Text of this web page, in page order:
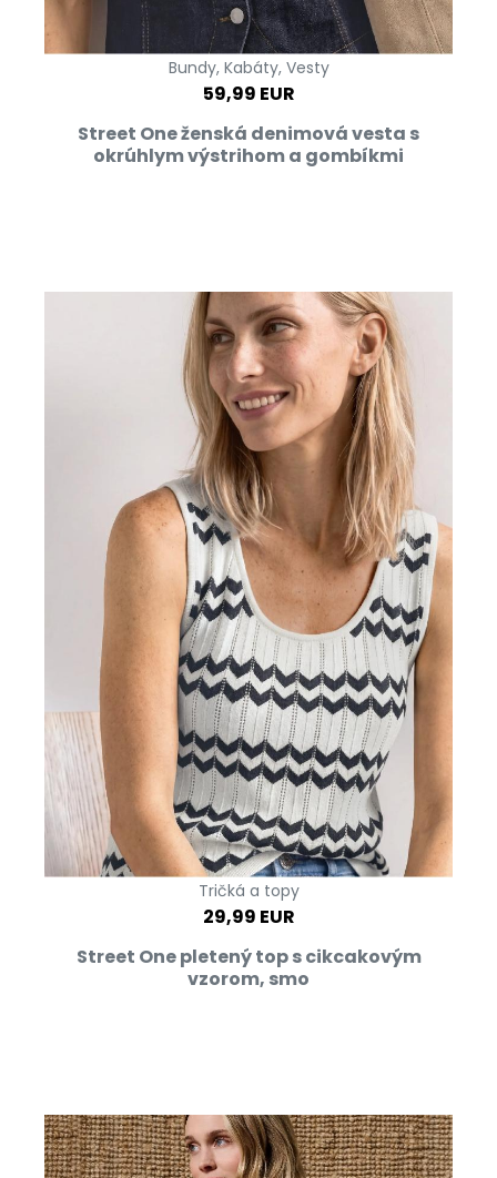
Bundy, Kabáty, Vesty
59,99 EUR
Street One ženská denimová vesta s
okrúhlym výstrihom a gombíkmi
Tričká a topy
29,99 EUR
Street One pletený top s cikcakovým
vzorom, smo